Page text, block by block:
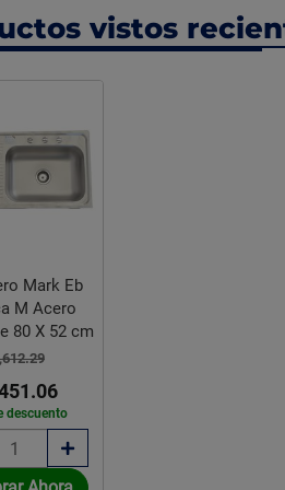
vistos
Mark Eb
M Acero
80 X 52 cm
descuento